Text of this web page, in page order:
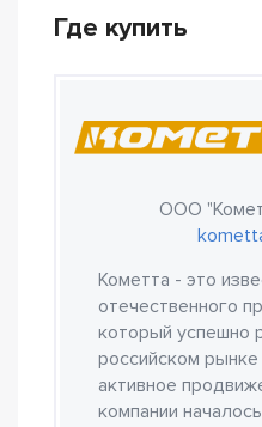
Где купить
ООО
Кометта - это
отечественного
который успешно
российском
активное
компании